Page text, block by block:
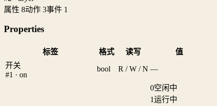
属性 8动作 3事件 1
Properties
标签 格式 读写
值
开关
#1 · on
bool R / W / N —
0空闲中
1运行中